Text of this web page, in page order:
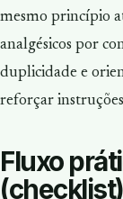
mesmo princípio
analgésicos por
duplicidade e
reforçar
Fluxo
(checklist)